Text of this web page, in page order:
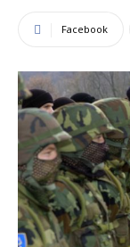
Facebook